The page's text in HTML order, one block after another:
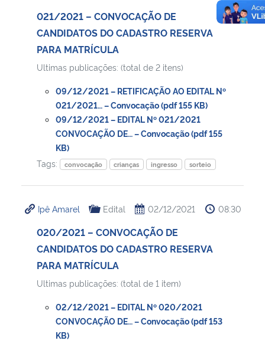
021/2021 – CONVOCAÇÃO DE
CANDIDATOS DO CADASTRO RESERVA
PARA MATRÍCULA
Ultimas publicações: (total de 2 itens)
09/12/2021 – RETIFICAÇÃO AO EDITAL Nº
021/2021… – Convocação (pdf 155 KB)
09/12/2021 – EDITAL Nº 021/2021
CONVOCAÇÃO DE… – Convocação (pdf 155
KB)
Tags:
convocação crianças ingresso sorteio
Ipê Amarel Edital 02/12/2021 08:30
020/2021 – CONVOCAÇÃO DE
CANDIDATOS DO CADASTRO RESERVA
PARA MATRÍCULA
Ultimas publicações: (total de 1 item)
02/12/2021 – EDITAL Nº 020/2021
CONVOCAÇÃO DE… – Convocação (pdf 153
KB)